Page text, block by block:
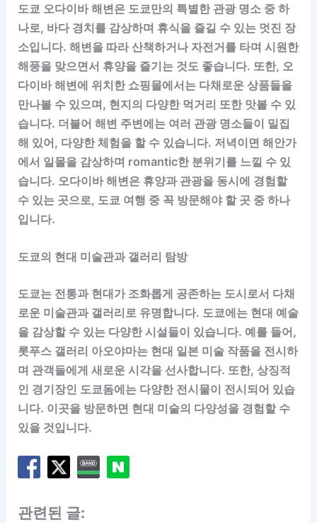
도쿄 오다이바 해변은 도쿄만의 특별한 관광 명소 중 하
나로, 바다 경치를 감상하며 휴식을 즐길 수 있는 멋진 장
소입니다. 해변을 따라 산책하거나 자전거를 타며 시원한
해풍을 맞으면서 휴양을 즐기는 것도 좋습니다. 또한, 오
다이바 해변에 위치한 쇼핑몰에서는 다채로운 상품들을
만나볼 수 있으며, 현지의 다양한 먹거리 또한 맛볼 수 있
습니다. 더불어 해변 주변에는 여러 관광 명소들이 밀집
해 있어, 다양한 체험을 할 수 있습니다. 저녁이면 해안가
에서 일몰을 감상하며 romantic한 분위기를 느낄 수 있
습니다. 오다이바 해변은 휴양과 관광을 동시에 경험할
수 있는 곳으로, 도쿄 여행 중 꼭 방문해야 할 곳 중 하나
입니다.
도쿄의 현대 미술관과 갤러리 탐방
도쿄는 전통과 현대가 조화롭게 공존하는 도시로서 다채
로운 미술관과 갤러리로 유명합니다. 도쿄에는 현대 예술
을 감상할 수 있는 다양한 시설들이 있습니다. 예를 들어,
롯푸스 갤러리 아오야마는 현대 일본 미술 작품을 전시하
며 관객들에게 새로운 시각을 선사합니다. 또한, 상징적
인 경기장인 도쿄돔에는 다양한 전시물이 전시되어 있습
니다. 이곳을 방문하면 현대 미술의 다양성을 경험할 수
있을 것입니다.
관련된 글: